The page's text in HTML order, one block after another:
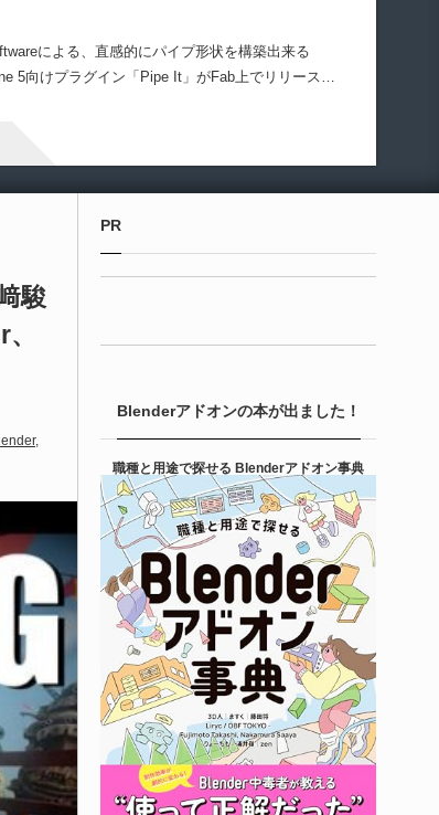
による、直感的にパイプ形状を構築出来る
5向けプラグイン「Pipe It」がFab上でリリースさ
Utilities | ブループリントライブラリ
ス...
Engine プラグインです。FabとGithub上で無料公開さ
ェクトレシピブック パーツを組み合
れる | ktk.kum...
氏によるUnity向けエフェクト教本「Unityエフェク
ク パーツを組み合わせて作れる」が2026年7月13日
発売されています！
駿
PR
Blenderアドオンの本が出ました！
職種と用途で探せる Blenderアドオン事典